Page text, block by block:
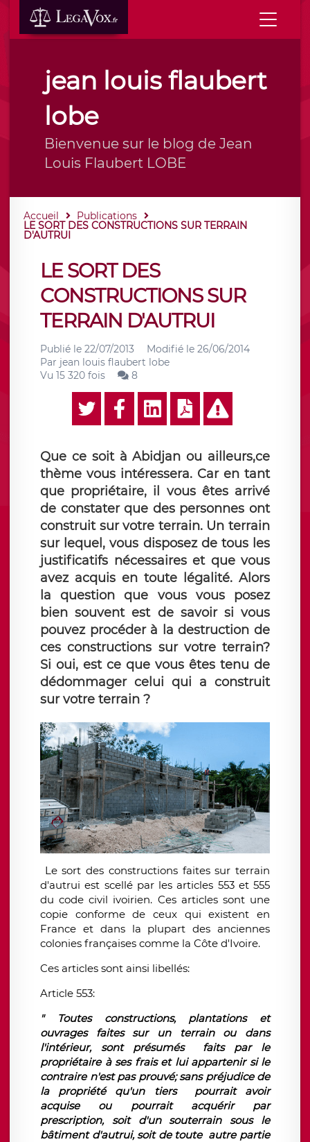
jean louis flaubert
lobe
Bienvenue sur le blog de Jean
Louis Flaubert LOBE
Accueil Publications
LE SORT DES CONSTRUCTIONS SUR TERRAIN
D'AUTRUI
LE SORT DES
CONSTRUCTIONS SUR
TERRAIN D'AUTRUI
Publié le 22/07/2013 Modifié le 26/06/2014
Par jean louis flaubert lobe
Vu 15 320 fois
8
Que ce soit à Abidjan ou ailleurs,ce
thème vous intéressera. Car en tant
que propriétaire, il vous êtes arrivé
de constater que des personnes ont
construit sur votre terrain. Un terrain
sur lequel, vous disposez de tous les
justificatifs nécessaires et que vous
avez acquis en toute légalité. Alors
la question que vous vous posez
bien souvent est de savoir si vous
pouvez procéder à la destruction de
ces constructions sur votre terrain?
Si oui, est ce que vous êtes tenu de
dédommager celui qui a construit
sur votre terrain ?
Le sort des constructions faites sur terrain
d'autrui est scellé par les articles 553 et 555
du code civil ivoirien. Ces articles sont une
copie conforme de ceux qui existent en
France et dans la plupart des anciennes
colonies françaises comme la Côte d'Ivoire.
Ces articles sont ainsi libellés:
Article 553:
" Toutes constructions, plantations et
ouvrages faites sur un terrain ou dans
l'intérieur, sont présumés faits par le
propriétaire à ses frais et lui appartenir si le
contraire n'est pas prouvé; sans préjudice de
la propriété qu'un tiers pourrait avoir
acquise ou pourrait acquérir par
prescription, soit d'un souterrain sous le
bâtiment d'autrui, soit de toute autre partie